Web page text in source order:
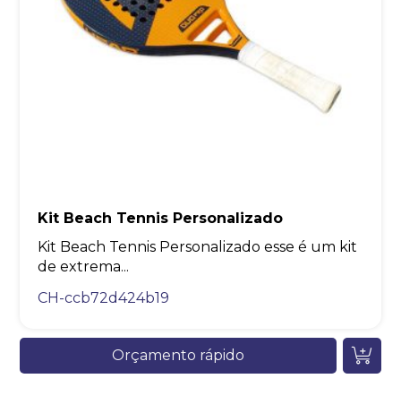
Kit Beach Tennis Personalizado
Kit Beach Tennis Personalizado esse é um kit
de extrema...
CH-ccb72d424b19
Orçamento rápido